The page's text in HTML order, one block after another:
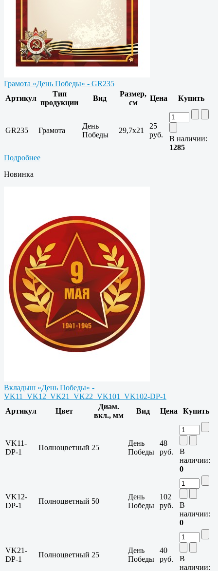
Грамота «День Победы» - GR235
Артикул
Тип
продукции
Вид
Размер,
см
Цена Купить
GR235 Грамота
День
Победы
29,7x21
25
руб.
В наличии:
1285
Подробнее
Новинка
Вкладыш «День Победы» -
VK11_VK12_VK21_VK22_VK101_VK102-DP-1
Артикул
Цвет
Диам.
вкл., мм
Вид Цена Купить
VK11-
DP-1
Полноцветный 25
День
Победы
48
руб.
В
наличии:
0
VK12-
DP-1
Полноцветный 50
День
Победы
102
руб.
В
наличии:
0
VK21-
DP-1
Полноцветный 25
День
Победы
40
руб.
В
наличии: